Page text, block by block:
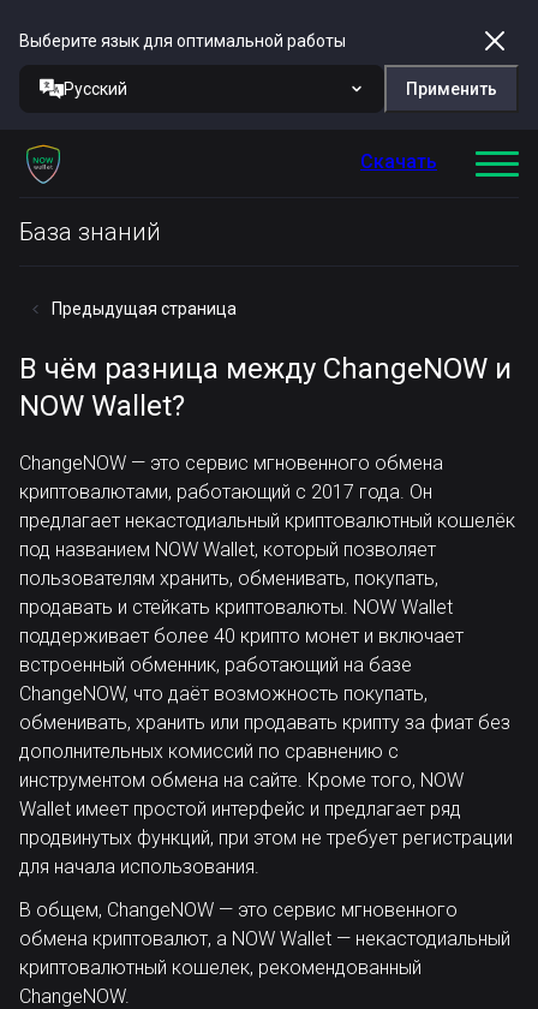
Выберите язык для оптимальной работы
Русский Применить
Скачать
База знаний
Предыдущая страница
В чём разница между ChangeNOW и
NOW Wallet?
ChangeNOW — это сервис мгновенного обмена
криптовалютами, работающий с 2017 года. Он
предлагает некастодиальный криптовалютный кошелёк
под названием NOW Wallet, который позволяет
пользователям хранить, обменивать, покупать,
продавать и стейкать криптовалюты. NOW Wallet
поддерживает более 40 крипто монет и включает
встроенный обменник, работающий на базе
ChangeNOW, что даёт возможность покупать,
обменивать, хранить или продавать крипту за фиат без
дополнительных комиссий по сравнению с
инструментом обмена на сайте. Кроме того, NOW
Wallet имеет простой интерфейс и предлагает ряд
продвинутых функций, при этом не требует регистрации
для начала использования.
В общем, ChangeNOW — это сервис мгновенного
обмена криптовалют, а NOW Wallet — некастодиальный
криптовалютный кошелек, рекомендованный
ChangeNOW.